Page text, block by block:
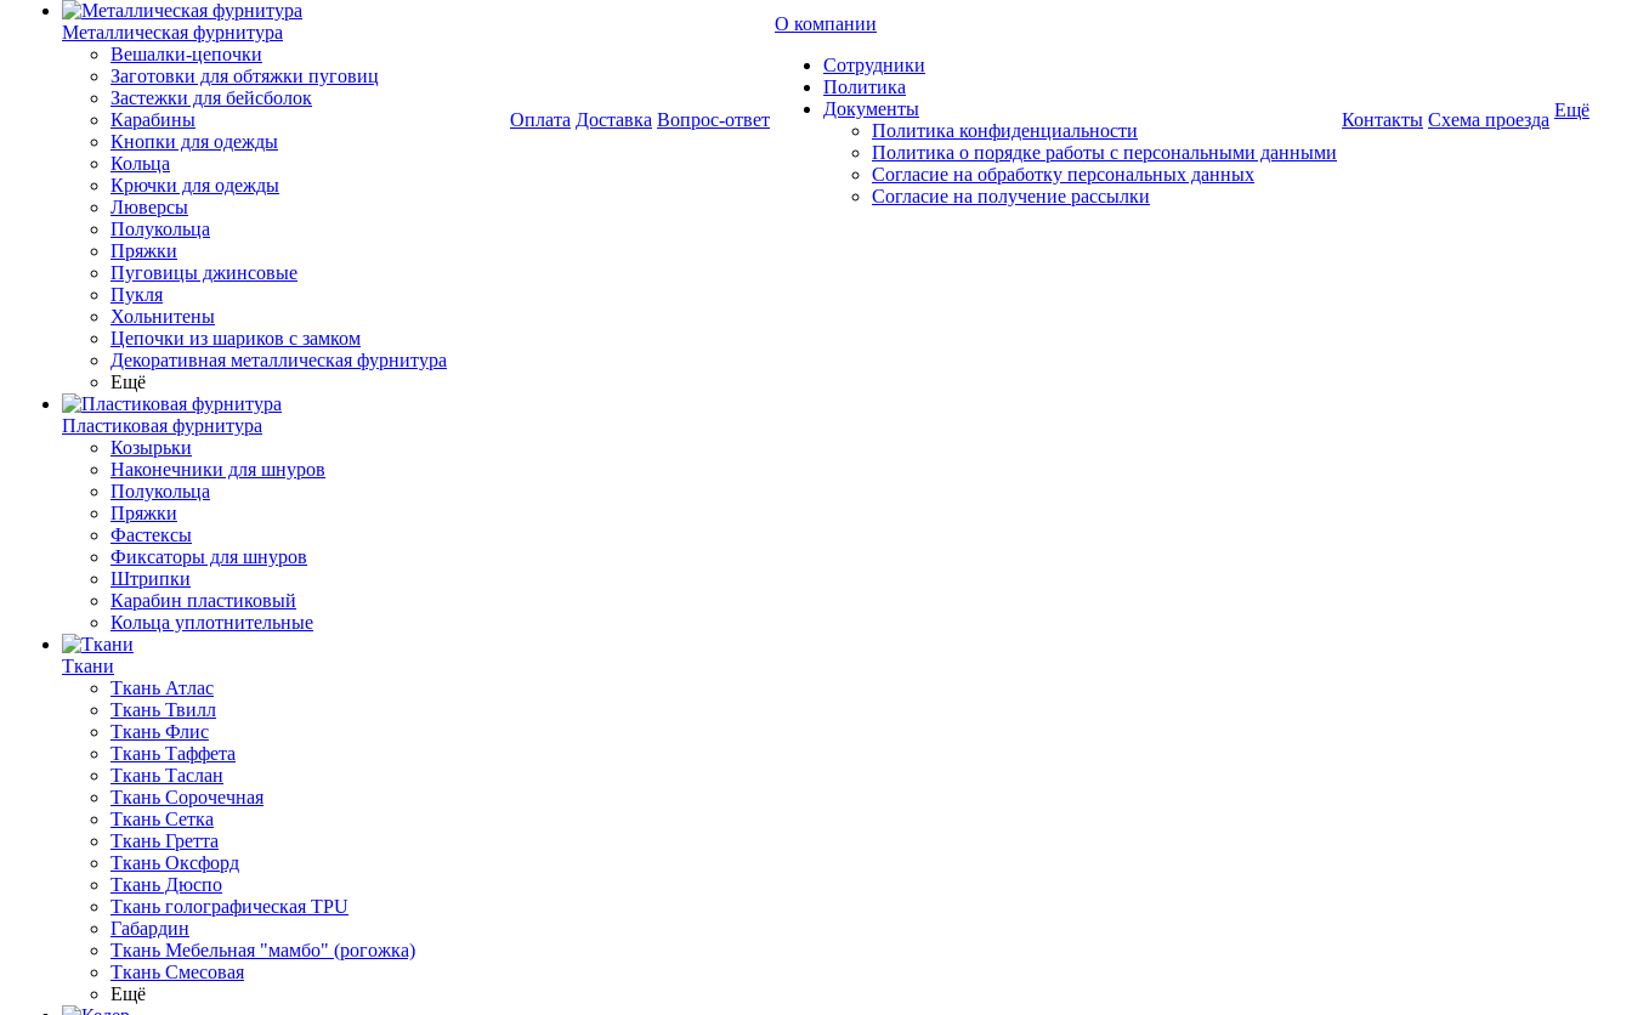
Металлическая фурнитура
Вешалки-цепочки
Заготовки для обтяжки пуговиц
Застежки для бейсболок
Карабины
Кнопки для одежды
Кольца
Крючки для одежды
Люверсы
Полукольца
Пряжки
Пуговицы джинсовые
Пукля
Хольнитены
Цепочки из шариков с замком
Декоративная металлическая фурнитура
Ещё
Пластиковая фурнитура
Козырьки
Наконечники для шнуров
Полукольца
Пряжки
Фастексы
Фиксаторы для шнуров
Штрипки
Карабин пластиковый
Кольца уплотнительные
Ткани
Ткань Атлас
Ткань Твилл
Ткань Флис
Ткань Таффета
Ткань Таслан
Ткань Сорочечная
Ткань Сетка
Ткань Гретта
Ткань Оксфорд
Ткань Дюспо
Ткань голографическая TPU
Габардин
Ткань Мебельная "мамбо" (рогожка)
Ткань Смесовая
Ещё
Оплата Доставка Вопрос-ответ
О компании
Сотрудники
Политика
Документы
Политика конфиденциальности
Политика о порядке работы с персональными данными
Согласие на обработку персональных данных
Согласие на получение рассылки
Контакты Схема проезда Ещё